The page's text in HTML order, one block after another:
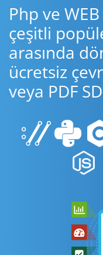
Php ve
çeşitli
arasında
ücretsiz
veya PDF